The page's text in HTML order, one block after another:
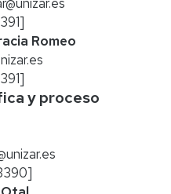
Romeo
y proceso